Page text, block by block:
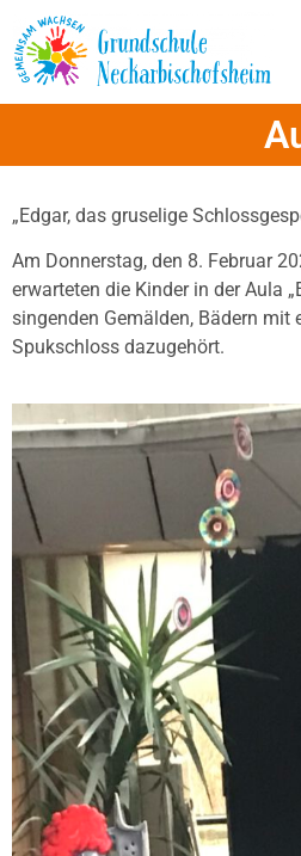
springen
„Edgar, das gruselige
Am Donnerstag, den 8. Februar
erwarteten die Kinder in der Aula
singenden Gemälden, Bädern mit
Spukschloss dazugehört.